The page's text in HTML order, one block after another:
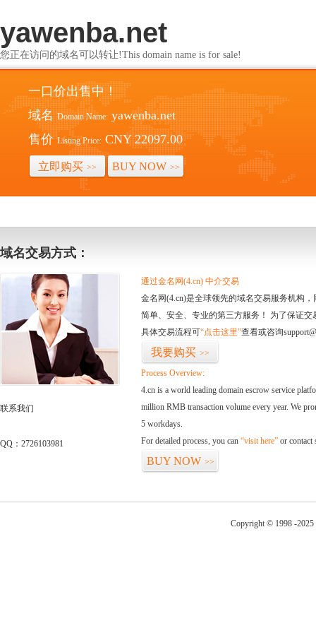
yawenba.net
您正在访问的域名可以转让!This domain name is for sale!
一口价出售中！
域名 Domain Name: yawenba.net
售价 Listing Price: CNY 22097.00
立即购买 >> BUY NOW >>
域名交易方式：
联系我们
QQ：2726103981
通过金名网(4.cn) 中介交易
金名网(4.cn)是全球领先的域名交易服务机构
简单、安全、专业的第三方服务！ 为了保证
具体交易流程可“点击这里”查看或咨询
我要购买 >>
Process Overview:
4.cn is a world leading domain escrow service
million RMB transaction volume every year. We
5 workdays.
For detailed process, you can “visit here” or contact
BUY NOW >>
Copyright © 1998 -2025